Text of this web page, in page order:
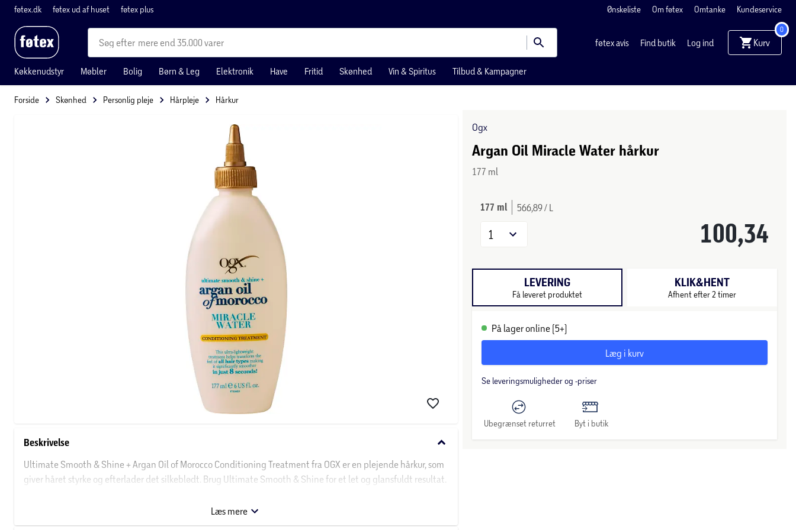
føtex.dk føtex ud af huset føtex plus Ønskeliste Om føtex Omtanke Kundeservice
mere end 35.000 varer føtex avis Find butik Log ind Kurv
0
Køkkenudstyr Møbler Bolig Børn & Leg Elektronik Have Fritid Skønhed Vin & Spiritus Tilbud & Kampagner
Forside Skønhed Personlig pleje Hårpleje Hårkur
Beskrivelse keyboard_arrow_down
Ultimate Smooth & Shine + Argan Oil of Morocco Conditioning Treatment fra OGX er en plejende hårkur, som
giver håret styrke og efterlader det silkeblødt. Brug Ultimate Smooth & Shine for et let og glansfuldt resultat.
Læs mere
Ogx
Argan Oil Miracle Water hårkur
177 ml
177 ml 566,89 / L
100,34
1
LEVERING
Få leveret produktet
KLIK&HENT
Afhent efter 2 timer
På lager online (5+)
Læg i kurv
Se leveringsmuligheder og -priser
Ubegrænset returret Byt i butik